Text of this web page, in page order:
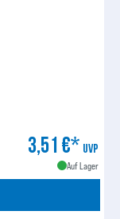
3,51 €* UVP
Auf Lager